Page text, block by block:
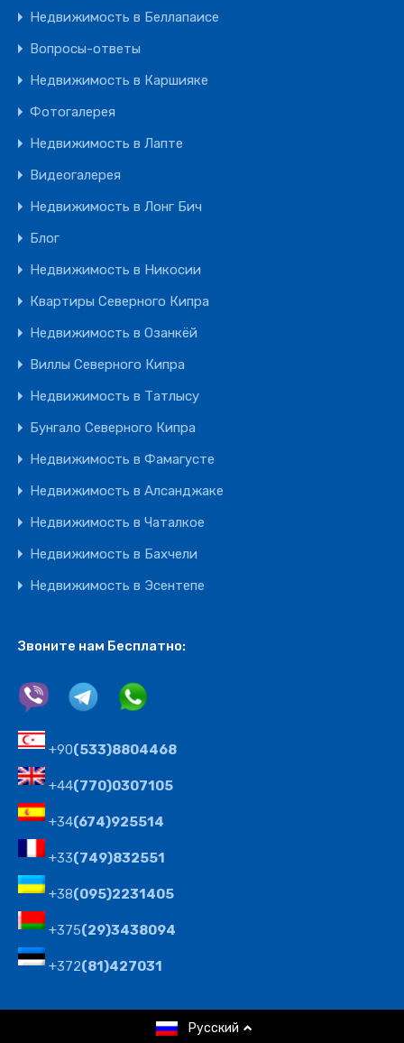
Недвижимость в Беллапаисе
Вопросы-ответы
Недвижимость в Каршияке
Фотогалерея
Недвижимость в Лапте
Видеогалерея
Недвижимость в Лонг Бич
Блог
Недвижимость в Никосии
Квартиры Северного Кипра
Недвижимость в Озанкёй
Виллы Северного Кипра
Недвижимость в Татлысу
Бунгало Северного Кипра
Недвижимость в Фамагусте
Недвижимость в Алсанджаке
Недвижимость в Чаталкое
Недвижимость в Бахчели
Недвижимость в Эсентепе
Звоните нам Бесплатно:
+90(533)8804468
+44(770)0307105
+34(674)925514
+33(749)832551
+38(095)2231405
+375(29)3438094
+372(81)427031
© 2008-2024 Агентство недвижимости Северного
Русский